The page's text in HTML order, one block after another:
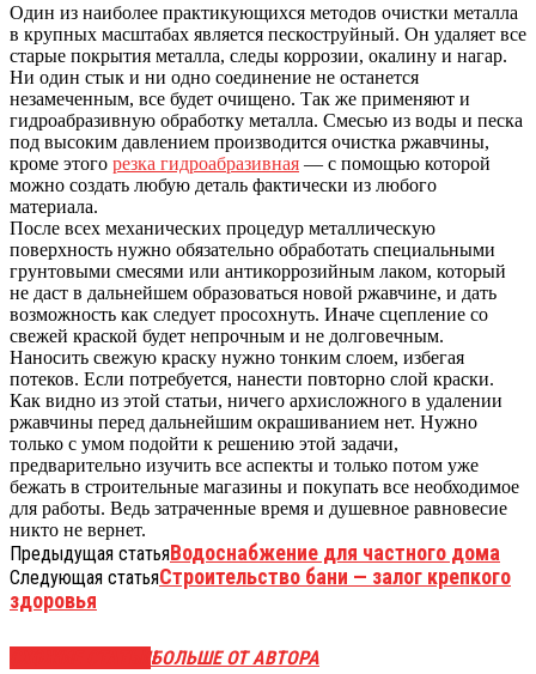
Один из наиболее практикующихся методов очистки металла
в крупных масштабах является пескоструйный. Он удаляет все
старые покрытия металла, следы коррозии, окалину и нагар.
Ни один стык и ни одно соединение не останется
незамеченным, все будет очищено. Так же применяют и
гидроабразивную обработку металла. Смесью из воды и песка
под высоким давлением производится очистка ржавчины,
кроме этого резка гидроабразивная — с помощью которой
можно создать любую деталь фактически из любого
материала.
После всех механических процедур металлическую
поверхность нужно обязательно обработать специальными
грунтовыми смесями или антикоррозийным лаком, который
не даст в дальнейшем образоваться новой ржавчине, и дать
возможность как следует просохнуть. Иначе сцепление со
свежей краской будет непрочным и не долговечным.
Наносить свежую краску нужно тонким слоем, избегая
потеков. Если потребуется, нанести повторно слой краски.
Как видно из этой статьи, ничего архисложного в удалении
ржавчины перед дальнейшим окрашиванием нет. Нужно
только с умом подойти к решению этой задачи,
предварительно изучить все аспекты и только потом уже
бежать в строительные магазины и покупать все необходимое
для работы. Ведь затраченные время и душевное равновесие
никто не вернет.
Предыдущая статьяВодоснабжение для частного дома
Следующая статьяСтроительство бани — залог крепкого
здоровья
БОЛЬШЕ ОТ АВТОРА